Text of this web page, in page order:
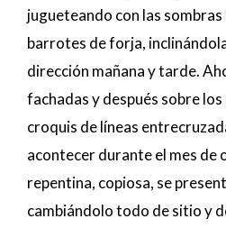
jugueteando con las
barrotes de forja,
dirección mañana y tarde.
fachadas y después sobre
croquis de líneas
acontecer durante el mes de
repentina, copiosa, se
cambiándolo todo de sitio y